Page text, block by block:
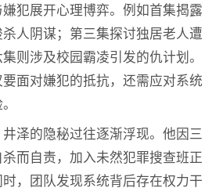
犯展开心理博弈。例如首集揭露
人阴谋；第三集探讨独居老人遭
则涉及校园霸凌引发的仇计划。
面对嫌犯的抵抗，还需应对系统
的隐秘过往逐渐浮现。他因三
而自责，加入未然犯罪搜查班正
，团队发现系统背后存在权力干